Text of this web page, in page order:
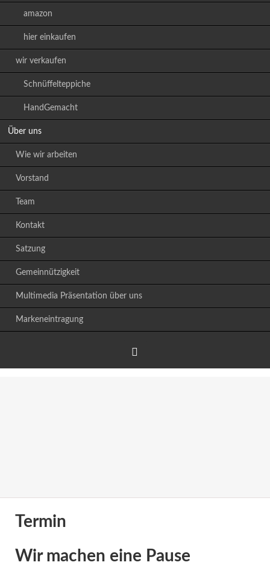
amazon
hier einkaufen
wir verkaufen
Schnüffelteppiche
HandGemacht
Über uns
Wie wir arbeiten
Vorstand
Team
Kontakt
Satzung
Gemeinnützigkeit
Multimedia Präsentation über uns
Markeneintragung
Termin
Wir machen eine Pause